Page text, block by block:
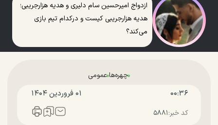
ازدواج امیرحسین سام دلیری و هدیه هزارجریبی؛
هدیه هزارجریبی کیست و درکدام تیم بازی
می‌کند؟
چهره‌هاعمومی
۰۰:۳۶ ۰۱ فروردين ۱۴۰۴
کد خبر:۵۸۸۱